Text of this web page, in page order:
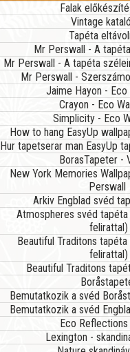
Falak
Vintage
Tapéta
Mr Perswall - A
Mr Perswall - A tapéta
Mr Perswall -
Jaime Hayon - Eco
Crayon - Eco
Simplicity - Eco
How to hang EasyUp
Hur tapetserar man EasyUp
BorasTapeter -
New York Memories
Perswall
Arkiv Engblad svéd
Atmospheres svéd
felirattal)
Beautiful Traditons
felirattal)
Beautiful Traditons
Bemutatkozik a svéd
Bemutatkozik a svéd
Eco
Lexington -